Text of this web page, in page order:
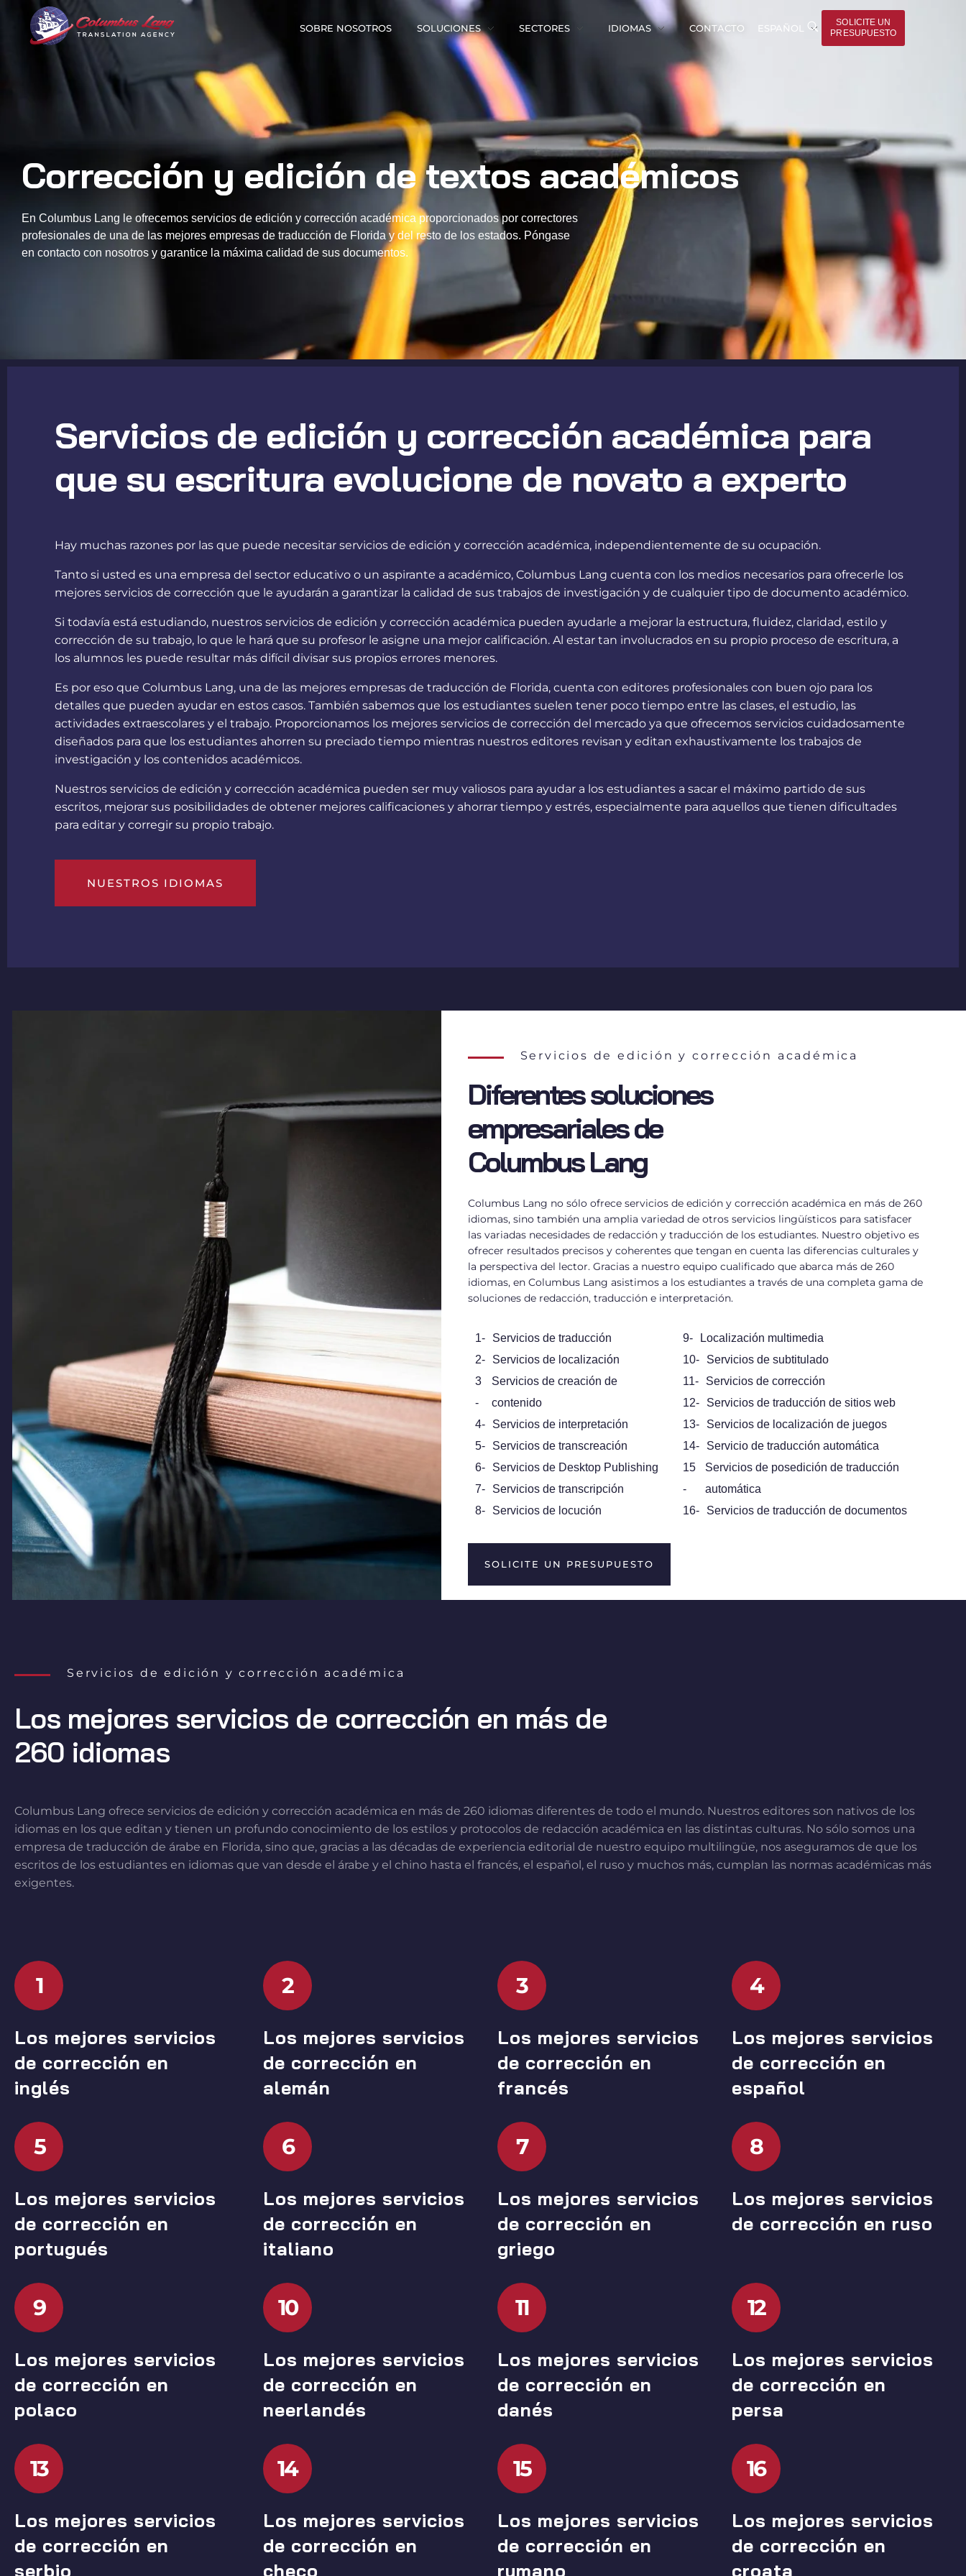
SOBRE NOSOTROS SOLUCIONES SECTORES IDIOMAS CONTACTO ESPAÑOL
SOLICITE UN
PRESUPUESTO
Corrección y edición de textos académicos
En Columbus Lang le ofrecemos servicios de edición y corrección académica proporcionados por correctores
profesionales de una de las mejores empresas de traducción de Florida y del resto de los estados. Póngase
en contacto con nosotros y garantice la máxima calidad de sus documentos.
Servicios de edición y corrección académica para
que su escritura evolucione de novato a experto
Hay muchas razones por las que puede necesitar servicios de edición y corrección académica, independientemente de su ocupación.
Tanto si usted es una empresa del sector educativo o un aspirante a académico, Columbus Lang cuenta con los medios necesarios para ofrecerle los
mejores servicios de corrección que le ayudarán a garantizar la calidad de sus trabajos de investigación y de cualquier tipo de documento académico.
Si todavía está estudiando, nuestros servicios de edición y corrección académica pueden ayudarle a mejorar la estructura, fluidez, claridad, estilo y
corrección de su trabajo, lo que le hará que su profesor le asigne una mejor calificación. Al estar tan involucrados en su propio proceso de escritura, a
los alumnos les puede resultar más difícil divisar sus propios errores menores.
Es por eso que Columbus Lang, una de las mejores empresas de traducción de Florida, cuenta con editores profesionales con buen ojo para los
detalles que pueden ayudar en estos casos. También sabemos que los estudiantes suelen tener poco tiempo entre las clases, el estudio, las
actividades extraescolares y el trabajo. Proporcionamos los mejores servicios de corrección del mercado ya que ofrecemos servicios cuidadosamente
diseñados para que los estudiantes ahorren su preciado tiempo mientras nuestros editores revisan y editan exhaustivamente los trabajos de
investigación y los contenidos académicos.
Nuestros servicios de edición y corrección académica pueden ser muy valiosos para ayudar a los estudiantes a sacar el máximo partido de sus
escritos, mejorar sus posibilidades de obtener mejores calificaciones y ahorrar tiempo y estrés, especialmente para aquellos que tienen dificultades
para editar y corregir su propio trabajo.
NUESTROS IDIOMAS
Servicios de edición y corrección académica
Diferentes soluciones
empresariales de
Columbus Lang
Columbus Lang no sólo ofrece servicios de edición y corrección académica en más de 260
idiomas, sino también una amplia variedad de otros servicios lingüísticos para satisfacer
las variadas necesidades de redacción y traducción de los estudiantes. Nuestro objetivo es
ofrecer resultados precisos y coherentes que tengan en cuenta las diferencias culturales y
la perspectiva del lector. Gracias a nuestro equipo cualificado que abarca más de 260
idiomas, en Columbus Lang asistimos a los estudiantes a través de una completa gama de
soluciones de redacción, traducción e interpretación.
1-
Servicios de traducción
2-
Servicios de localización
3
-
Servicios de creación de
contenido
4-
Servicios de interpretación
5-
Servicios de transcreación
6-
Servicios de Desktop Publishing
7-
Servicios de transcripción
8-
Servicios de locución
9-
Localización multimedia
10-
Servicios de subtitulado
11-
Servicios de corrección
12-
Servicios de traducción de sitios web
13-
Servicios de localización de juegos
14-
Servicio de traducción automática
15
-
Servicios de posedición de traducción
automática
16-
Servicios de traducción de documentos
SOLICITE UN PRESUPUESTO
Servicios de edición y corrección académica
Los mejores servicios de corrección en más de
260 idiomas
Columbus Lang ofrece servicios de edición y corrección académica en más de 260 idiomas diferentes de todo el mundo. Nuestros editores son nativos de los
idiomas en los que editan y tienen un profundo conocimiento de los estilos y protocolos de redacción académica en las distintas culturas. No sólo somos una
empresa de traducción de árabe en Florida, sino que, gracias a las décadas de experiencia editorial de nuestro equipo multilingüe, nos aseguramos de que los
escritos de los estudiantes en idiomas que van desde el árabe y el chino hasta el francés, el español, el ruso y muchos más, cumplan las normas académicas más
exigentes.
1
Los mejores servicios
de corrección en
inglés
2
Los mejores servicios
de corrección en
alemán
3
Los mejores servicios
de corrección en
francés
4
Los mejores servicios
de corrección en
español
5
Los mejores servicios
de corrección en
portugués
6
Los mejores servicios
de corrección en
italiano
7
Los mejores servicios
de corrección en
griego
8
Los mejores servicios
de corrección en ruso
9
Los mejores servicios
de corrección en
polaco
10
Los mejores servicios
de corrección en
neerlandés
11
Los mejores servicios
de corrección en
danés
12
Los mejores servicios
de corrección en
persa
13
Los mejores servicios
de corrección en
serbio
14
Los mejores servicios
de corrección en
checo
15
Los mejores servicios
de corrección en
rumano
16
Los mejores servicios
de corrección en
croata